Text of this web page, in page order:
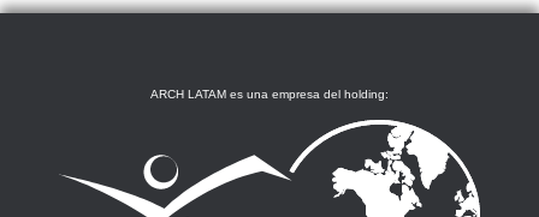
ARCH LATAM es una empresa del holding: